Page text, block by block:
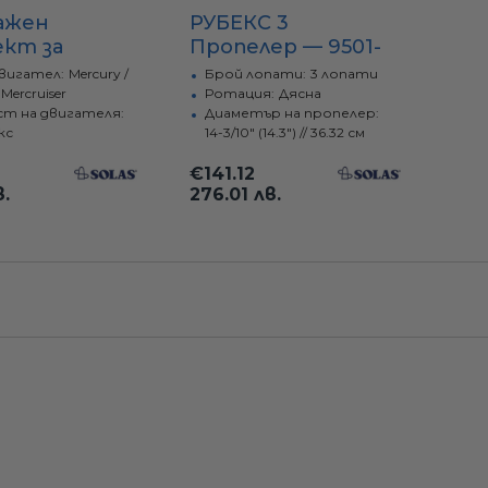
за
—
MD-PKT-1
Mercury /
на двигателя:
РУБЕКС 3
Пропелер — 9501-
143-22 E3x14.3x22R(I
POP) SOLAS
Брой лопати: 3 лопати
Ротация: Дясна
Диаметър на пропелер:
14-3/10" (14.3") // 36.32 см
€141.12
276.01 лв.